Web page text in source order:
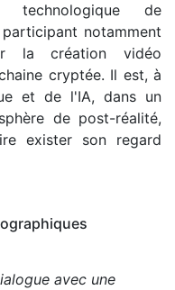
technologique de
notamment
la création vidéo
cryptée. Il est, à
et de l'IA, dans un
de post-réalité,
exister son regard
avec une